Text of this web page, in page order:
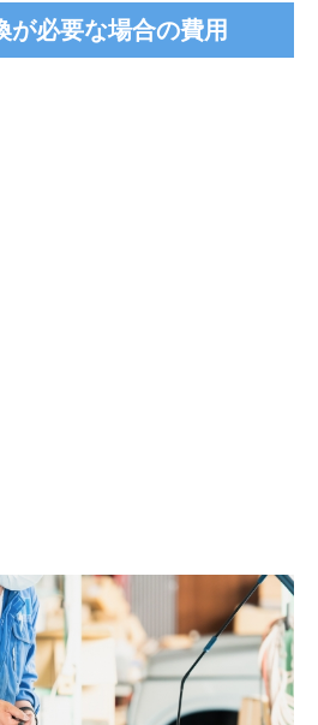
が必要な場合の費用